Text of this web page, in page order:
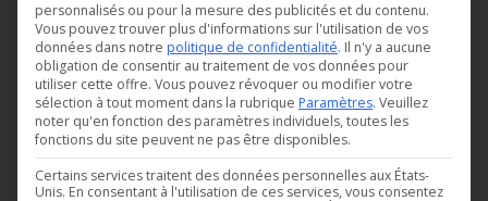
personnalisés ou pour la mesure des publicités et du contenu.
Vous pouvez trouver plus d'informations sur l'utilisation de vos
données dans notre politique de confidentialité. Il n'y a aucune
obligation de consentir au traitement de vos données pour
utiliser cette offre. Vous pouvez révoquer ou modifier votre
sélection à tout moment dans la rubrique Paramètres. Veuillez
noter qu'en fonction des paramètres individuels, toutes les
fonctions du site peuvent ne pas être disponibles.
Certains services traitent des données personnelles aux États-
Unis. En consentant à l'utilisation de ces services, vous consentez